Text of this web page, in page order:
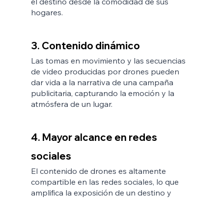
hogares.
3. Contenido dinámico
Las tomas en movimiento y las secuencias
de video producidas por drones pueden
dar vida a la narrativa de una campaña
publicitaria, capturando la emoción y la
atmósfera de un lugar.
4. Mayor alcance en redes
sociales
El contenido de drones es altamente
compartible en las redes sociales, lo que
amplifica la exposición de un destino y